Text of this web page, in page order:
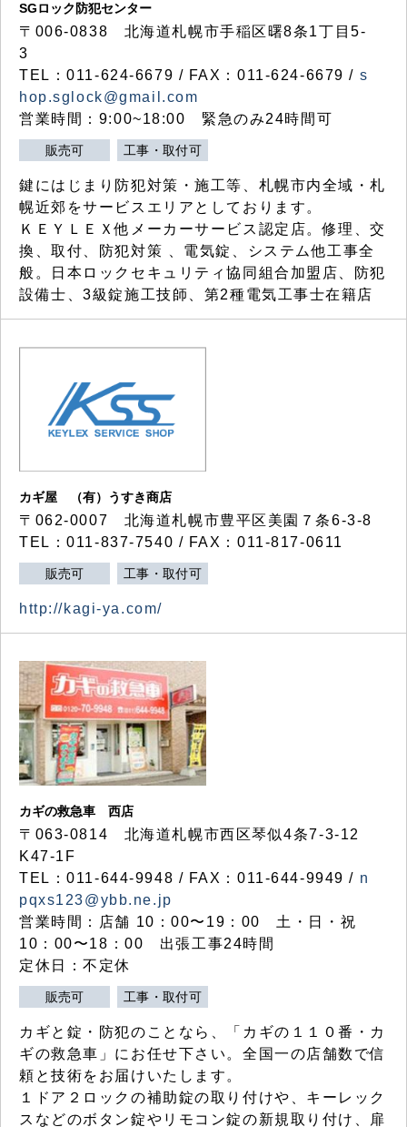
SGロック防犯センター
〒006-0838 北海道札幌市手稲区曙8条1丁目5-
3
TEL：011-624-6679 / FAX：011-624-6679 / s
hop.sglock@gmail.com
営業時間：9:00~18:00 緊急のみ24時間可
販売可 工事・取付可
鍵にはじまり防犯対策・施工等、札幌市内全域・札
幌近郊をサービスエリアとしております。
ＫＥＹＬＥＸ他メーカーサービス認定店。修理、交
換、取付、防犯対策 、電気錠、システム他工事全
般。日本ロックセキュリティ協同組合加盟店、防犯
設備士、3級錠施工技師、第2種電気工事士在籍店
カギ屋 （有）うすき商店
〒062-0007 北海道札幌市豊平区美園７条6-3-8
TEL：011-837-7540 / FAX：011-817-0611
販売可 工事・取付可
http://kagi-ya.com/
カギの救急車 西店
〒063-0814 北海道札幌市西区琴似4条7-3-12
K47-1F
TEL：011-644-9948 / FAX：011-644-9949 / n
pqxs123@ybb.ne.jp
営業時間：店舗 10：00〜19：00 土・日・祝
10：00〜18：00 出張工事24時間
定休日：不定休
販売可 工事・取付可
カギと錠・防犯のことなら、「カギの１１０番・カ
ギの救急車」にお任せ下さい。全国一の店舗数で信
頼と技術をお届けいたします。
１ドア２ロックの補助錠の取り付けや、キーレック
スなどのボタン錠やリモコン錠の新規取り付け、扉